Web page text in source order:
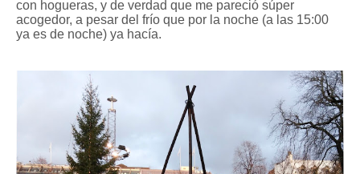
con hogueras, y de verdad que me pareció súper
acogedor, a pesar del frío que por la noche (a las 15:00
ya es de noche) ya hacía.